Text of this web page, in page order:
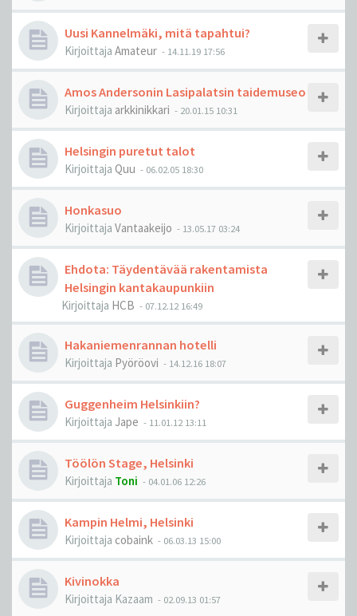
Uusi Kannelmäki, mitä tapahtui?
Kirjoittaja Amateur - 14.11.19 17:56
Amos Andersonin Lasipalatsin taidemuseo
Kirjoittaja arkkinikkari - 20.01.15 10:31
Helsingin puretut talot
Kirjoittaja Quu - 06.02.05 18:30
Honkasuo
Kirjoittaja Vantaakeijo - 13.05.17 03:24
Ehdota: Täydentävää rakentamista
Helsingin kantakaupunkiin
Kirjoittaja HCB - 07.12.12 16:49
Hakaniemenrannan hotelli
Kirjoittaja Pyöröovi - 14.12.16 18:07
Guggenheim Helsinkiin?
Kirjoittaja Jape - 11.01.12 13:11
Töölön Stage, Helsinki
Kirjoittaja Toni - 04.01.06 12:26
Kampin Helmi, Helsinki
Kirjoittaja cobaink - 06.03.13 15:00
Kivinokka
Kirjoittaja Kazaam - 02.09.13 01:57